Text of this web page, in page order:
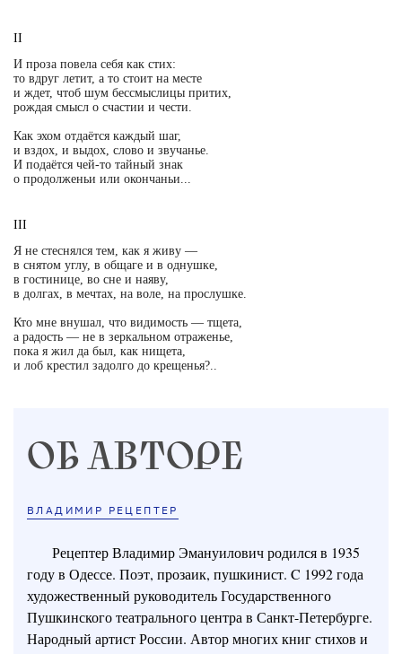
II
И проза повела себя как стих:
то вдруг летит, а то стоит на месте
и ждет, чтоб шум бессмыслицы притих,
рождая смысл о счастии и чести.
Как эхом отдаётся каждый шаг,
и вздох, и выдох, слово и звучанье.
И подаётся чей-то тайный знак
о продолженьи или окончаньи...
III
Я не стеснялся тем, как я живу —
в снятом углу, в общаге и в однушке,
в гостинице, во сне и наяву,
в долгах, в мечтах, на воле, на прослушке.
Кто мне внушал, что видимость — тщета,
а радость — не в зеркальном отраженье,
пока я жил да был, как нищета,
и лоб крестил задолго до крещенья?..
ОБ АВТОРЕ
ВЛАДИМИР РЕЦЕПТЕР
Рецептер Владимир Эмануилович родился в 1935
году в Одессе. Поэт, прозаик, пушкинист. C 1992 года
художественный руководитель Государственного
Пушкинского театрального центра в Санкт-Петербурге.
Народный артист России. Автор многих книг стихов и